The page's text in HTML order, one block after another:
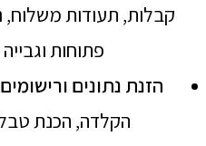
קבלות, תעודות משלוח,
פתוחות
הזנת נתונים ורישומים
הקלדה, הכנת